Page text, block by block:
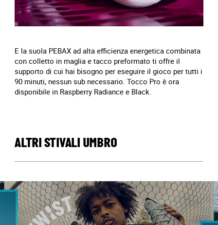
E la suola PEBAX ad alta efficienza energetica combinata
con colletto in maglia e tacco preformato ti offre il
supporto di cui hai bisogno per eseguire il gioco per tutti i
90 minuti, nessun sub necessario. Tocco Pro è ora
disponibile in Raspberry Radiance e Black.
ALTRI STIVALI UMBRO